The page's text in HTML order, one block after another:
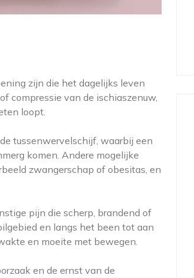
zijn die het dagelijks leven
compressie van de ischiaszenuw,
loopt.
tussenwervelschijf, waarbij een
komen. Andere mogelijke
zwangerschap of obesitas, en
pijn die scherp, brandend of
en langs het been tot aan
en moeite met bewegen.
en de ernst van de